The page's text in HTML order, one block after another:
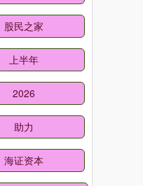
股民之家
上半年
2026
助力
海证资本